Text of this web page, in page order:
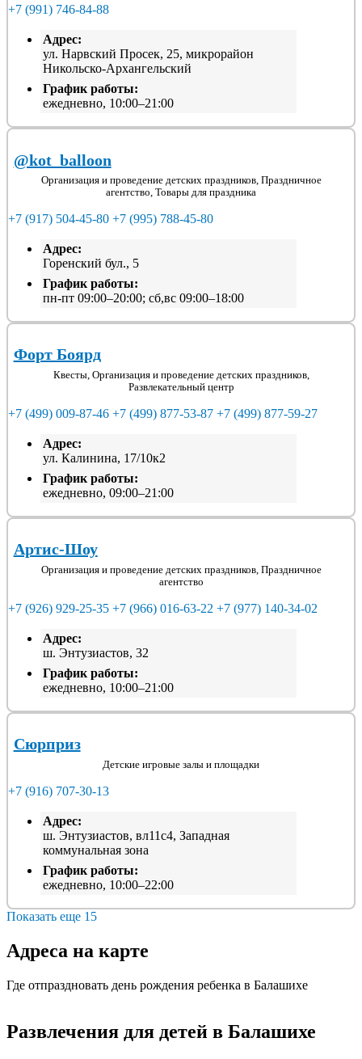
+7 (991) 746-84-88
Адрес:
ул. Нарвский Просек, 25, микрорайон
Никольско-Архангельский
График работы:
ежедневно, 10:00–21:00
@kot_balloon
Организация и проведение детских праздников, Праздничное
агентство, Товары для праздника
+7 (917) 504-45-80 +7 (995) 788-45-80
Адрес:
Горенский бул., 5
График работы:
пн-пт 09:00–20:00; сб,вс 09:00–18:00
Форт Боярд
Квесты, Организация и проведение детских праздников,
Развлекательный центр
+7 (499) 009-87-46 +7 (499) 877-53-87 +7 (499) 877-59-27
Адрес:
ул. Калинина, 17/10к2
График работы:
ежедневно, 09:00–21:00
Артис-Шоу
Организация и проведение детских праздников, Праздничное
агентство
+7 (926) 929-25-35 +7 (966) 016-63-22 +7 (977) 140-34-02
Адрес:
ш. Энтузиастов, 32
График работы:
ежедневно, 10:00–21:00
Сюрприз
Детские игровые залы и площадки
+7 (916) 707-30-13
Адрес:
ш. Энтузиастов, вл11с4, Западная
коммунальная зона
График работы:
ежедневно, 10:00–22:00
Показать еще 15
Адреса на карте
Где отпраздновать день рождения ребенка в Балашихе
Развлечения для детей в Балашихе